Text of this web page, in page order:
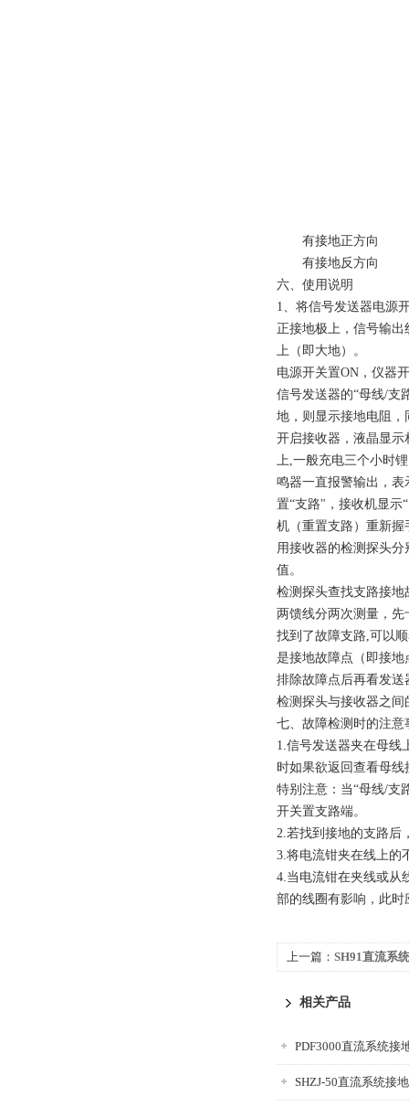
有接地正方向
有接地反方向
六、使用说明
1、将信号发送器电源
正接地极上，信号输
上（即大地）。
电源开关置ON，仪器
信号发送器的“母线/支
地，则显示接地电阻
开启接收器，液晶显示
上,一般充电三个小时
鸣器一直报警输出，表
置“支路"，接收机显示
机（重置支路）重新握
用接收器的检测探头
值。
检测探头查找支路接
两馈线分两次测量，
找到了故障支路,可以
是接地故障点（即接
排除故障点后再看发送
检测探头与接收器之间
七、故障检测时的注意
1.信号发送器夹在母线
时如果欲返回查看母
特别注意：当“母线/支
开关置支路端。
2.若找到接地的支路后
3.将电流钳夹在线上的
4.当电流钳在夹线或从
部的线圈有影响，此
上一篇： SH91直流系
相关产品
PDF3000直流系统接
SHZJ-50直流系统接